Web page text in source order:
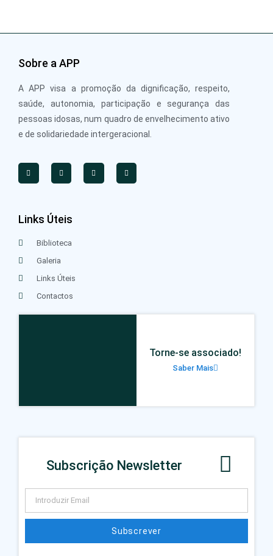
Sobre a APP
A APP visa a promoção da dignificação, respeito,
saúde, autonomia, participação e segurança das
pessoas idosas, num quadro de envelhecimento ativo
e de solidariedade intergeracional.
Links Úteis
Biblioteca
Galeria
Links Úteis
Contactos
Torne-se associado!
Saber Mais
Subscrição Newsletter
Subscrever